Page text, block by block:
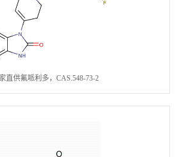
直供氟哌利多，CAS.548-73-2